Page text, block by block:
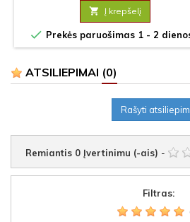
 Į krepšelį
 Prekės paruošimas 1 - 2
ATSILIEPIMAI (0)
Rašyti
Remiantis 0 Įvertinimu (-ais) -
Filtras: